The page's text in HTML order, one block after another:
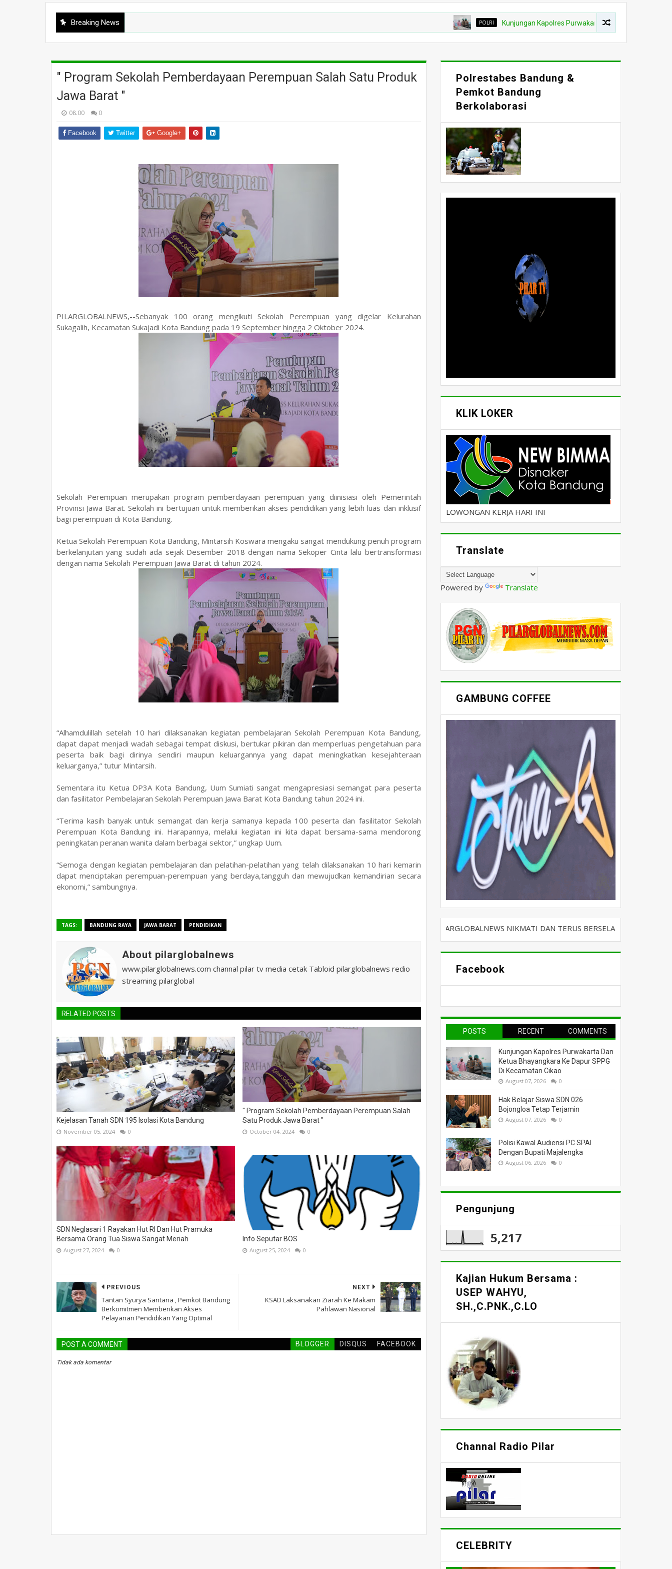
Breaking News POLRI Kunjungan Kapolres Purwakarta Dan Ketua Bhayangkara Ke
" Program Sekolah Pemberdayaan Perempuan Salah Satu Produk
Jawa Barat "
08.00 0
Facebook Twitter Google+
PILARGLOBALNEWS,--Sebanyak 100 orang mengikuti Sekolah Perempuan yang digelar Kelurahan
Sukagalih, Kecamatan Sukajadi Kota Bandung pada 19 September hingga 2 Oktober 2024.
Sekolah Perempuan merupakan program pemberdayaan perempuan yang diinisiasi oleh Pemerintah
Provinsi Jawa Barat. Sekolah ini bertujuan untuk memberikan akses pendidikan yang lebih luas dan inklusif
bagi perempuan di Kota Bandung.
Ketua Sekolah Perempuan Kota Bandung, Mintarsih Koswara mengaku sangat mendukung penuh program
berkelanjutan yang sudah ada sejak Desember 2018 dengan nama Sekoper Cinta lalu bertransformasi
dengan nama Sekolah Perempuan Jawa Barat di tahun 2024.
“Alhamdulillah setelah 10 hari dilaksanakan kegiatan pembelajaran Sekolah Perempuan Kota Bandung,
dapat dapat menjadi wadah sebagai tempat diskusi, bertukar pikiran dan memperluas pengetahuan para
peserta baik bagi dirinya sendiri maupun keluargannya yang dapat meningkatkan kesejahteraan
keluarganya,” tutur Mintarsih.
Sementara itu Ketua DP3A Kota Bandung, Uum Sumiati sangat mengapresiasi semangat para peserta
dan fasilitator Pembelajaran Sekolah Perempuan Jawa Barat Kota Bandung tahun 2024 ini.
“Terima kasih banyak untuk semangat dan kerja samanya kepada 100 peserta dan fasilitator Sekolah
Perempuan Kota Bandung ini. Harapannya, melalui kegiatan ini kita dapat bersama-sama mendorong
peningkatan peranan wanita dalam berbagai sektor,” ungkap Uum.
“Semoga dengan kegiatan pembelajaran dan pelatihan-pelatihan yang telah dilaksanakan 10 hari kemarin
dapat menciptakan perempuan-perempuan yang berdaya,tangguh dan mewujudkan kemandirian secara
ekonomi,” sambungnya.
TAGS: BANDUNG RAYA JAWA BARAT PENDIDIKAN
About pilarglobalnews
www.pilarglobalnews.com channal pilar tv media cetak Tabloid pilarglobalnews redio
streaming pilarglobal
RELATED POSTS
Kejelasan Tanah SDN 195 Isolasi Kota Bandung
November 05, 2024 0
" Program Sekolah Pemberdayaan Perempuan Salah
Satu Produk Jawa Barat "
October 04, 2024 0
SDN Neglasari 1 Rayakan Hut RI Dan Hut Pramuka
Bersama Orang Tua Siswa Sangat Meriah
August 27, 2024 0
Info Seputar BOS
August 25, 2024 0
NEXT
KSAD Laksanakan Ziarah Ke Makam
Pahlawan Nasional
PREVIOUS
Tantan Syurya Santana , Pemkot Bandung
Berkomitmen Memberikan Akses
Pelayanan Pendidikan Yang Optimal
POST A COMMENT BLOGGER DISQUS FACEBOOK
Tidak ada komentar
Polrestabes Bandung &
Pemkot Bandung
Berkolaborasi
KLIK LOKER
LOWONGAN KERJA HARI INI
Translate
Powered by Translate
GAMBUNG COFFEE
SELAMAT DATANG DI PILARGLOBALNEWS NIKMATI DAN TERUS BERSELANCAR DENGAN KABAR
Facebook
POSTS RECENT COMMENTS
Kunjungan Kapolres Purwakarta Dan
Ketua Bhayangkara Ke Dapur SPPG
Di Kecamatan Cikao
August 07, 2026 0
Hak Belajar Siswa SDN 026
Bojongloa Tetap Terjamin
August 07, 2026 0
Polisi Kawal Audiensi PC SPAI
Dengan Bupati Majalengka
August 06, 2026 0
Pengunjung
5,217
Kajian Hukum Bersama :
USEP WAHYU,
SH.,C.PNK.,C.LO
Channal Radio Pilar
CELEBRITY